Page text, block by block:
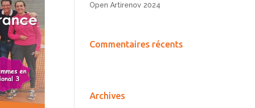
Open Artirenov 2024
Commentaires récents
Archives